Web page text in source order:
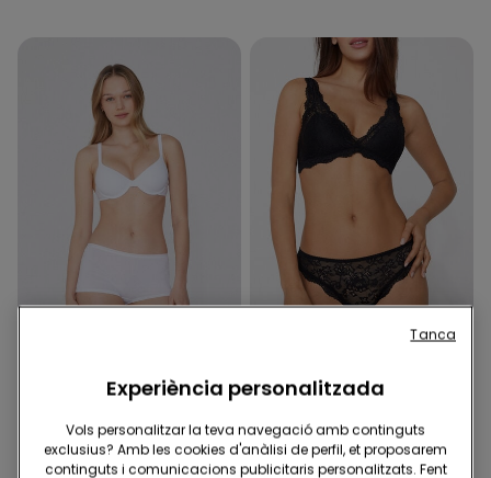
Ecològic Athens
14,99 €
9 Colors
Sostenidors Triangle Punta
Reciclada Havana
17,99 €
Experiència personalitzada
Vols personalitzar la teva navegació amb continguts
exclusius? Amb les cookies d'anàlisi de perfil, et proposarem
continguts i comunicacions publicitaris personalitzats. Fent
Tanca